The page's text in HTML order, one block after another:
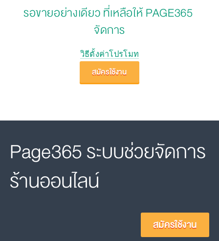
รอขายอย่างเดียว ที่เหลือให้ PAGE365
จัดการ
วิธีตั้งค่าโปรโมท
สมัครใช้งาน
Page365 ระบบช่วยจัดการ
ร้านออนไลน์
สมัครใช้งาน